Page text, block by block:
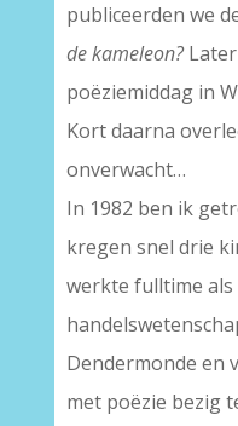
publiceerden we
de kameleon?Later
poëziemiddag in
Kort daarna
onverwacht…
In 1982 ben ik
kregen snel drie
werkte fulltime als
Dendermonde en
met poëzie bezig